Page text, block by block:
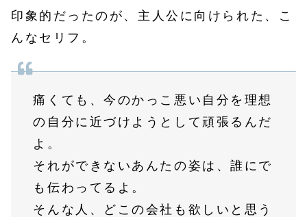
印象的だったのが、主人公に向けられた、こ
んなセリフ。
痛くても、今のかっこ悪い自分を理想
の自分に近づけようとして頑張るんだ
よ。
それができないあんたの姿は、誰にで
も伝わってるよ。
そんな人、どこの会社も欲しいと思う